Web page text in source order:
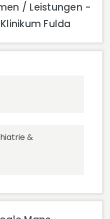
/ Leistungen -
Fulda
&